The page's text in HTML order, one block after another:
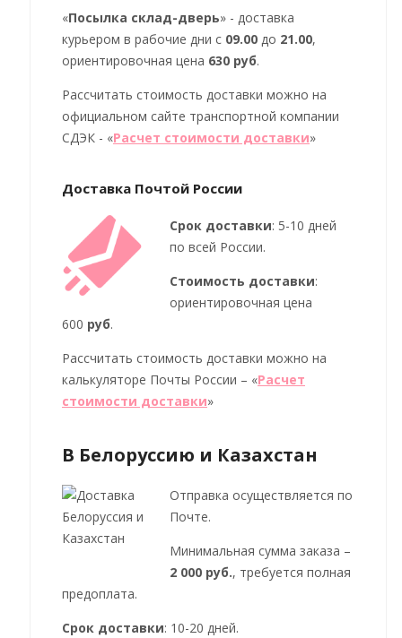
«Посылка склад-дверь» - доставка
курьером в рабочие дни с 09.00 до 21.00,
ориентировочная цена 630 руб.
Рассчитать стоимость доставки можно на
официальном сайте транспортной компании
СДЭК - «Расчет стоимости доставки»
Доставка Почтой России
Срок доставки: 5-10 дней
по всей России.
Стоимость доставки:
ориентировочная цена
600 руб.
Рассчитать стоимость доставки можно на
калькуляторе Почты России – «Расчет
стоимости доставки»
В Белоруссию и Казахстан
Отправка осуществляется по
Почте.
Минимальная сумма заказа –
2 000 руб., требуется полная
предоплата.
Срок доставки: 10-20 дней.